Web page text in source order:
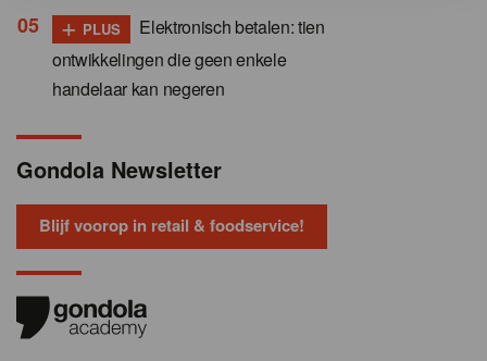
+ PLUS
Elektronisch betalen: tien
ontwikkelingen die geen enkele
handelaar kan negeren
Gondola Newsletter
Blijf voorop in retail & foodservice!